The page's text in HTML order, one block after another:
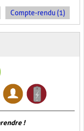
Compte-rendu (1)
!